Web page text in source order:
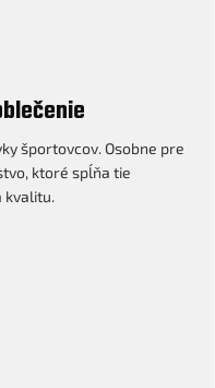
športovcov. Osobne pre
ktoré spĺňa tie
kvalitu.